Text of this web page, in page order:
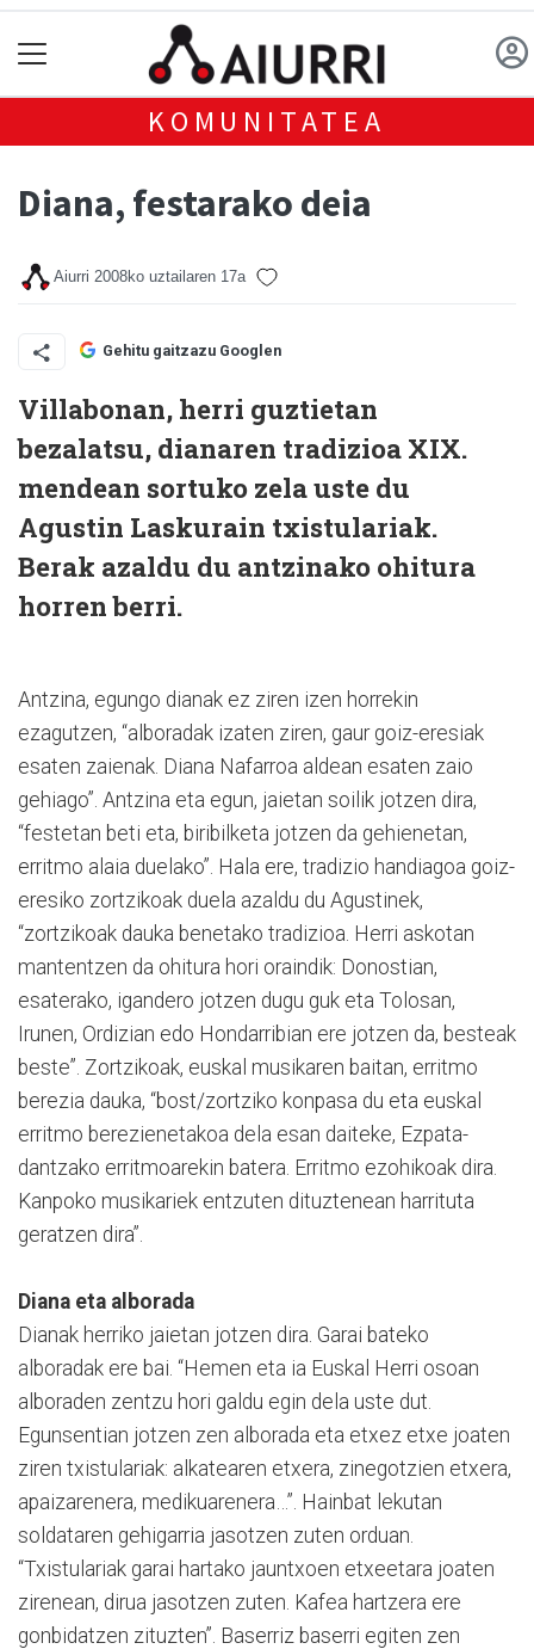
KOMUNITATEA
Diana, festarako deia
Aiurri 2008ko uztailaren 17a
Gehitu gaitzazu Googlen
Villabonan, herri guztietan
bezalatsu, dianaren tradizioa XIX.
mendean sortuko zela uste du
Agustin Laskurain txistulariak.
Berak azaldu du antzinako ohitura
horren berri.
Antzina, egungo dianak ez ziren izen horrekin
ezagutzen, “alboradak izaten ziren, gaur goiz-eresiak
esaten zaienak. Diana Nafarroa aldean esaten zaio
gehiago”. Antzina eta egun, jaietan soilik jotzen dira,
“festetan beti eta, biribilketa jotzen da gehienetan,
erritmo alaia duelako”. Hala ere, tradizio handiagoa goiz-
eresiko zortzikoak duela azaldu du Agustinek,
“zortzikoak dauka benetako tradizioa. Herri askotan
mantentzen da ohitura hori oraindik: Donostian,
esaterako, igandero jotzen dugu guk eta Tolosan,
Irunen, Ordizian edo Hondarribian ere jotzen da, besteak
beste”. Zortzikoak, euskal musikaren baitan, erritmo
berezia dauka, “bost/zortziko konpasa du eta euskal
erritmo berezienetakoa dela esan daiteke, Ezpata-
dantzako erritmoarekin batera. Erritmo ezohikoak dira.
Kanpoko musikariek entzuten dituztenean harrituta
geratzen dira”.
Diana eta alborada
Dianak herriko jaietan jotzen dira. Garai bateko
alboradak ere bai. “Hemen eta ia Euskal Herri osoan
alboraden zentzu hori galdu egin dela uste dut.
Egunsentian jotzen zen alborada eta etxez etxe joaten
ziren txistulariak: alkatearen etxera, zinegotzien etxera,
apaizarenera, medikuarenera…”. Hainbat lekutan
soldataren gehigarria jasotzen zuten orduan.
“Txistulariak garai hartako jauntxoen etxeetara joaten
zirenean, dirua jasotzen zuten. Kafea hartzera ere
gonbidatzen zituzten”. Baserriz baserri egiten zen